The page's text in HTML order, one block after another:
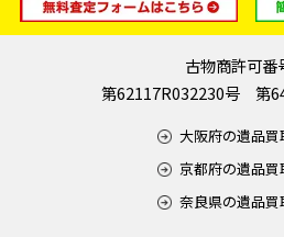
古物商許可
第62117R032230号 第
大阪府の遺品買
京都府の遺品
奈良県の遺品買